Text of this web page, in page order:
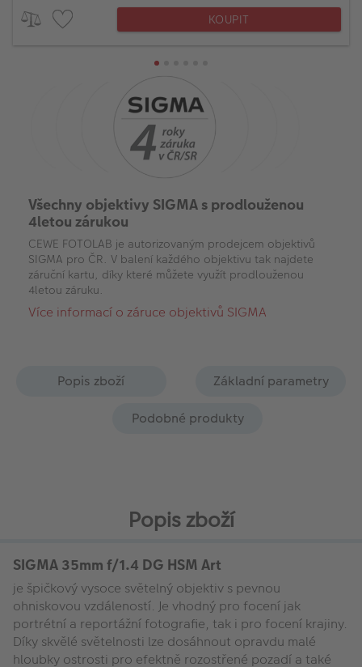
KOUPIT
Všechny objektivy SIGMA s prodlouženou
4letou zárukou
CEWE FOTOLAB je autorizovaným prodejcem objektivů
SIGMA pro ČR. V balení každého objektivu tak najdete
záruční kartu, díky které můžete využít prodlouženou
4letou záruku.
Více informací o záruce objektivů SIGMA
Popis zboží
Základní parametry
Podobné produkty
Popis zboží
SIGMA 35mm f/1.4 DG HSM Art
je špičkový vysoce světelný objektiv s pevnou
ohniskovou vzdáleností. Je vhodný pro focení jak
portrétní a reportážní fotografie, tak i pro focení krajiny.
Díky skvělé světelnosti lze dosáhnout opravdu malé
hloubky ostrosti pro efektně rozostřené pozadí a také